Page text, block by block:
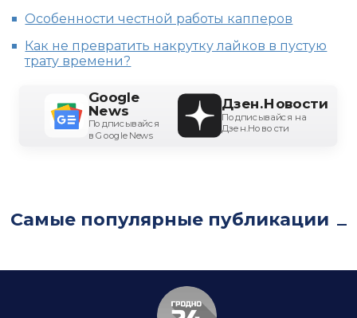
Особенности честной работы капперов
Как не превратить накрутку лайков в пустую
трату времени?
Google
News
Подписывайся
в Google News
Дзен.Новости
Подписывайся на
Дзен.Новости
Самые популярные публикации